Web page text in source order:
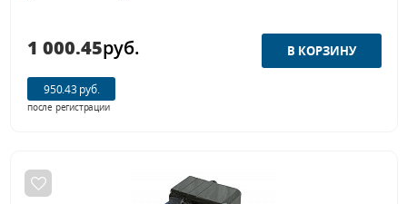
1 000.45руб.
950.43 руб.
после регистрации